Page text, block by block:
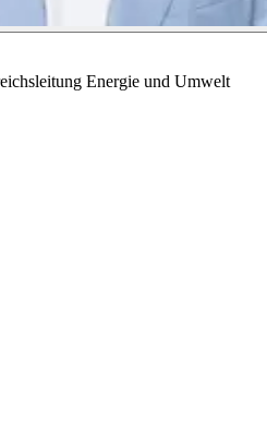
Energie und Umwelt